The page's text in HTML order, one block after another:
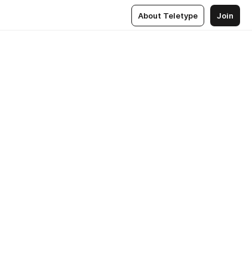
About Teletype Join